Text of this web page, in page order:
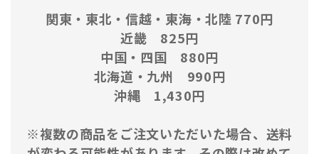
関東・東北・信越・東海・北陸 770円
近畿 825円
中国・四国 880円
北海道・九州 990円
沖縄 1,430円
※複数の商品をご注文いただいた場合、送料